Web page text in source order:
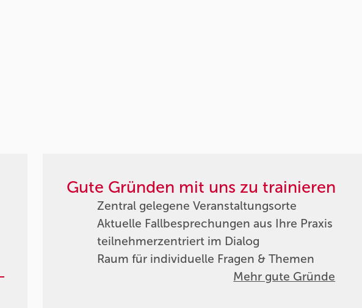
Gute Gründen mit uns zu trainieren
Zentral gelegene Veranstaltungsorte
Aktuelle Fallbesprechungen aus Ihre Praxis
teilnehmerzentriert im Dialog
Raum für individuelle Fragen & Themen
Mehr gute Gründe